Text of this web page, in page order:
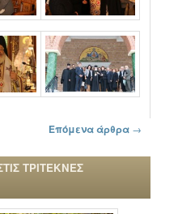
Επόμενα άρθρα →
ΤΡΙΤΕΚΝΕΣ